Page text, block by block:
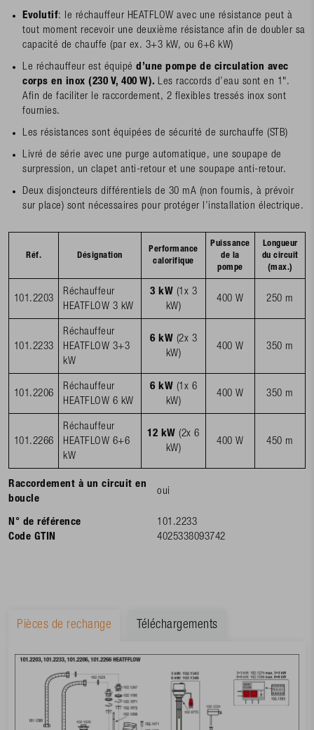
Evolutif: le réchauffeur HEATFLOW avec une résistance peut à
tout moment recevoir une deuxième résistance afin de doubler sa
capacité de chauffe (par ex. 3+3 kW, ou 6+6 kW)
Le réchauffeur est équipé d’une pompe de circulation avec
corps en inox (230 V, 400 W). Les raccords d’eau sont en 1".
Afin de faciliter le raccordement, 2 flexibles tressés inox sont
fournies.
Les résistances sont équipées de sécurité de surchauffe (STB)
Livré de série avec une purge automatique, une soupape de
surpression, un clapet anti-retour et une soupape anti-retour.
Deux disjoncteurs différentiels de 30 mA (non fournis, à prévoir
sur place) sont nécessaires pour protéger l’installation électrique.
Réf. Désignation
Performance
calorifique
Puissance
de la
pompe
Longueur
du circuit
(max.)
101.2203
Réchauffeur
HEATFLOW 3 kW
3 kW (1x 3
kW)
400 W 250 m
101.2233
Réchauffeur
HEATFLOW 3+3
kW
6 kW (2x 3
kW)
400 W 350 m
101.2206
Réchauffeur
HEATFLOW 6 kW
6 kW (1x 6
kW)
400 W 350 m
101.2266
Réchauffeur
HEATFLOW 6+6
kW
12 kW (2x 6
kW)
400 W 450 m
Raccordement à un circuit en
boucle
oui
N° de référence
101.2233
Code GTIN
4025338093742
Pièces de rechange Téléchargements